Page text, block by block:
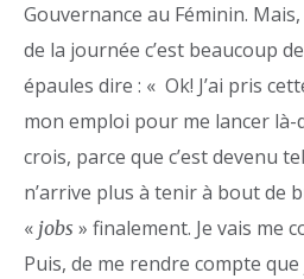
Gouvernance au Féminin.
de la journée c’est beaucoup
épaules dire : « Ok! J’ai pris
mon emploi pour me lancer là-
crois, parce que c’est devenu
n’arrive plus à tenir à bout de
« jobs » finalement. Je vais me
Puis, de me rendre compte